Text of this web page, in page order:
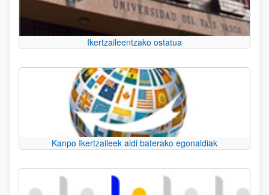
Ikertzaileentzako ostatua
Kanpo Ikertzaileek aldi baterako egonaldiak